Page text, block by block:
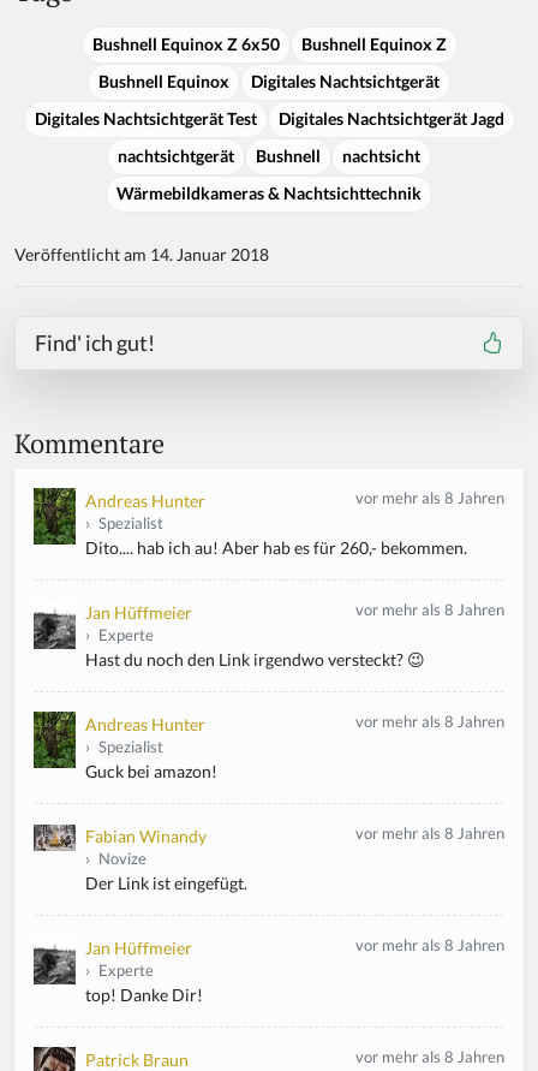
Bushnell Equinox Z 6x50
Bushnell Equinox Z
Bushnell Equinox
Digitales Nachtsichtgerät
Digitales Nachtsichtgerät Test
Digitales Nachtsichtgerät Jagd
nachtsichtgerät
Bushnell
nachtsicht
Wärmebildkameras & Nachtsichttechnik
Veröffentlicht am 14. Januar 2018
Find' ich gut!
Kommentare
Andreas Hunter
› Spezialist
vor mehr als 8 Jahren
Dito.... hab ich au! Aber hab es für 260,- bekommen.
Jan Hüffmeier
› Experte
vor mehr als 8 Jahren
Hast du noch den Link irgendwo versteckt? 😉
Andreas Hunter
› Spezialist
vor mehr als 8 Jahren
Guck bei amazon!
Fabian Winandy
› Novize
vor mehr als 8 Jahren
Der Link ist eingefügt.
Jan Hüffmeier
› Experte
vor mehr als 8 Jahren
top! Danke Dir!
Patrick Braun vor mehr als 8 Jahren